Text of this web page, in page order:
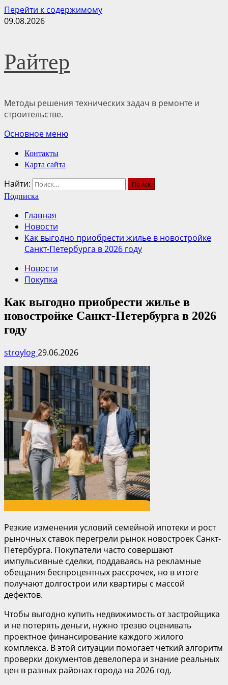
Перейти к содержимому
09.08.2026
Райтер
Методы решения технических задач в ремонте и
строительстве.
Основное меню
Контакты
Карта сайта
Найти:
Подписка
Главная
Новости
Как выгодно приобрести жилье в новостройке
Санкт-Петербурга в 2026 году
Новости
Покупка
Как выгодно приобрести жилье в
новостройке Санкт-Петербурга в 2026
году
stroylog29.06.2026
Резкие изменения условий семейной ипотеки и рост
рыночных ставок перегрели рынок новостроек Санкт-
Петербурга. Покупатели часто совершают
импульсивные сделки, поддаваясь на рекламные
обещания беспроцентных рассрочек, но в итоге
получают долгострои или квартиры с массой
дефектов.
Чтобы выгодно купить недвижимость от застройщика
и не потерять деньги, нужно трезво оценивать
проектное финансирование каждого жилого
комплекса. В этой ситуации помогает четкий алгоритм
проверки документов девелопера и знание реальных
цен в разных районах города на 2026 год.